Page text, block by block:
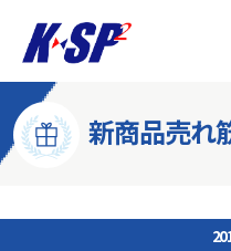
新商品売れ